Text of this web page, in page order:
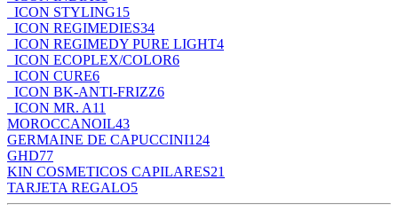
ICON STYLING15
ICON REGIMEDIES34
ICON REGIMEDY PURE LIGHT4
ICON ECOPLEX/COLOR6
ICON CURE6
ICON BK-ANTI-FRIZZ6
ICON MR. A11
MOROCCANOIL43
GERMAINE DE CAPUCCINI124
GHD77
KIN COSMETICOS CAPILARES21
TARJETA REGALO5